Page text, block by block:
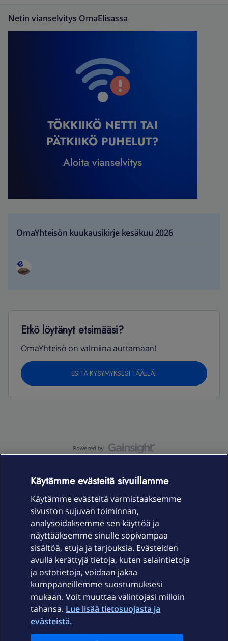
Netin vianselvitys OmaElisassa
OmaYhteisön kuukausikirje kesäkuu 2026
Etkö löytänyt etsimääsi?
OmaYhteisö on valmiina auttamaan!
ESITÄ KYSYMYKSESI TÄÄLLÄ!
Laitteet & liittymät
Palvelut
Ajankohtaista
Käytämme evästeitä sivuillamme
Käytämme evästeitä varmistaaksemme
sivuston sujuvan toiminnan,
analysoidaksemme sen käyttöä ja
näyttääksemme sinulle sopivampaa
sisältöä, etuja ja tarjouksia. Evästeiden
avulla kerättyjä tietoja, kuten selaintietoja
ja ostotietoja, voidaan jakaa
kumppaneillemme suostumuksesi
mukaan. Voit muuttaa valintojasi milloin
tahansa. Lue lisää tietosuojasta ja
evästeistä.